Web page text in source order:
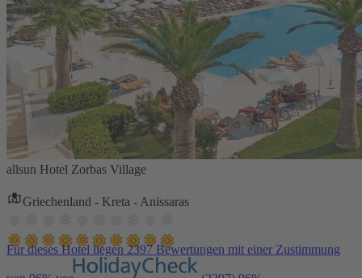
allsun Hotel Zorbas Village
Griechenland - Kreta - Anissaras
Für dieses Hotel liegen 2397 Bewertungen mit einer Zustimmung